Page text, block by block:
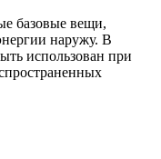
базовые вещи,
наружу. В
использован при